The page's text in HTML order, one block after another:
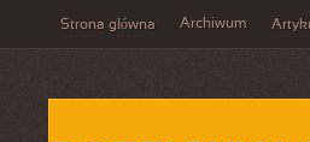
Strona główna Archiwum